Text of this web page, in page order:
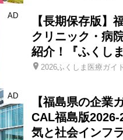
AD
【長期保存版】
クリニック・病
紹介！『ふくし
2026ふくしま医療ガイ
AD
【福島県の企業
CAL福島版2026-
気と社会インフ